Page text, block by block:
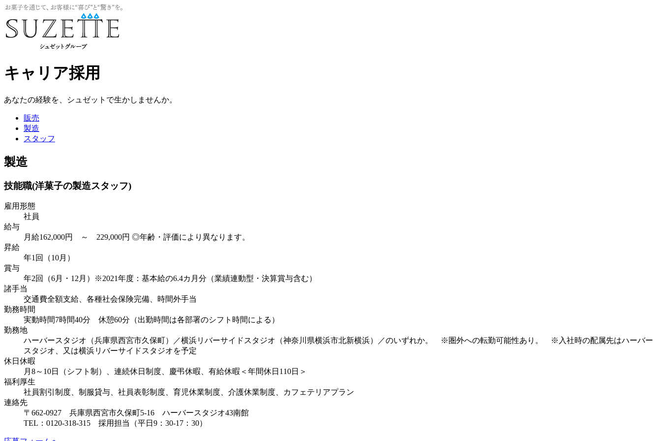
キャリア採用
あなたの経験を、シュゼットで生かしませんか。
販売
製造
スタッフ
製造
技能職(洋菓子の製造スタッフ)
雇用形態
社員
給与
月給162,000円 ～ 229,000円 ◎年齢・評価により異なります。
昇給
年1回（10月）
賞与
年2回（6月・12月）※2021年度：基本給の6.4カ月分（業績連動型・決算賞与含む）
諸手当
交通費全額支給、各種社会保険完備、時間外手当
勤務時間
実動時間7時間40分 休憩60分（出勤時間は各部署のシフト時間による）
勤務地
ハーバースタジオ（兵庫県西宮市久保町）／横浜リバーサイドスタジオ（神奈川県横浜市北新横浜）／のいずれか。 ※圏外への転勤可能性あり。 ※入社時の配属先はハーバー
スタジオ、又は横浜リバーサイドスタジオを予定
休日休暇
月8～10日（シフト制）、連続休日制度、慶弔休暇、有給休暇＜年間休日110日＞
福利厚生
社員割引制度、制服貸与、社員表彰制度、育児休業制度、介護休業制度、カフェテリアプラン
連絡先
〒662-0927 兵庫県西宮市久保町5-16 ハーバースタジオ43南館
TEL：0120-318-315 採用担当（平日9：30-17：30）